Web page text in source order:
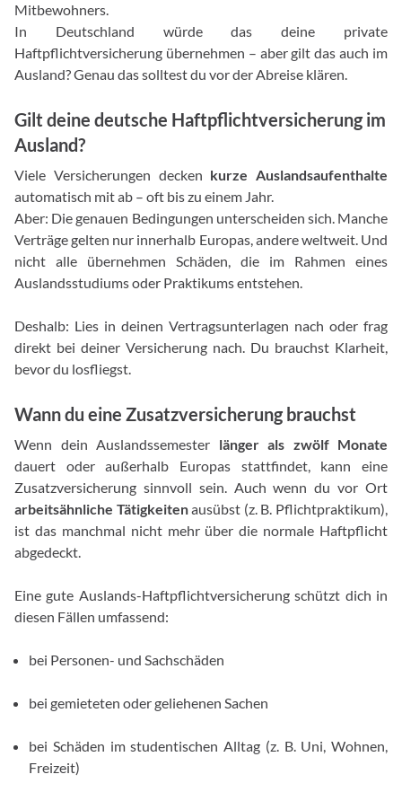
Mitbewohners.
In Deutschland würde das deine private
Haftpflichtversicherung übernehmen – aber gilt das auch im
Ausland? Genau das solltest du vor der Abreise klären.
Gilt deine deutsche Haftpflichtversicherung im
Ausland?
Viele Versicherungen decken kurze Auslandsaufenthalte
automatisch mit ab – oft bis zu einem Jahr.
Aber: Die genauen Bedingungen unterscheiden sich. Manche
Verträge gelten nur innerhalb Europas, andere weltweit. Und
nicht alle übernehmen Schäden, die im Rahmen eines
Auslandsstudiums oder Praktikums entstehen.
Deshalb: Lies in deinen Vertragsunterlagen nach oder frag
direkt bei deiner Versicherung nach. Du brauchst Klarheit,
bevor du losfliegst.
Wann du eine Zusatzversicherung brauchst
Wenn dein Auslandssemester länger als zwölf Monate
dauert oder außerhalb Europas stattfindet, kann eine
Zusatzversicherung sinnvoll sein. Auch wenn du vor Ort
arbeitsähnliche Tätigkeitenausübst (z. B. Pflichtpraktikum),
ist das manchmal nicht mehr über die normale Haftpflicht
abgedeckt.
Eine gute Auslands-Haftpflichtversicherung schützt dich in
diesen Fällen umfassend:
bei Personen- und Sachschäden
bei gemieteten oder geliehenen Sachen
bei Schäden im studentischen Alltag (z. B. Uni, Wohnen,
Freizeit)